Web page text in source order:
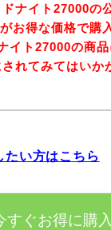
ナイト27000の
お得な価格で購
イト27000の商
れてみてはいか
い方はこちら
すぐお得に購